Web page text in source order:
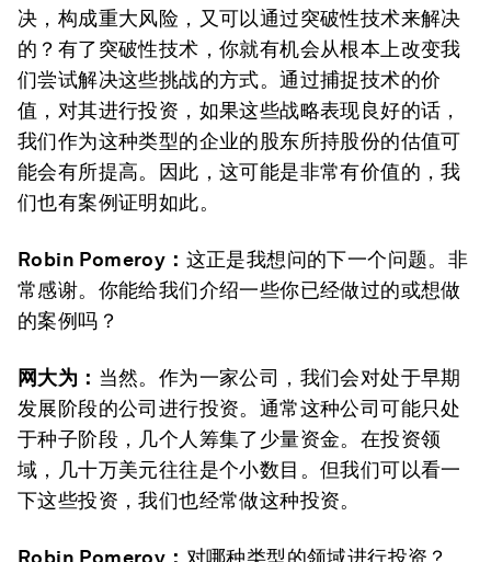
决，构成重大风险，又可以通过突破性技术来解决
的？有了突破性技术，你就有机会从根本上改变我
们尝试解决这些挑战的方式。通过捕捉技术的价
值，对其进行投资，如果这些战略表现良好的话，
我们作为这种类型的企业的股东所持股份的估值可
能会有所提高。因此，这可能是非常有价值的，我
们也有案例证明如此。
Robin Pomeroy ： 这正是我想问的下一个问题。非
常感谢。你能给我们介绍一些你已经做过的或想做
的案例吗？
网大为： 当然。作为一家公司，我们会对处于早期
发展阶段的公司进行投资。通常这种公司可能只处
于种子阶段，几个人筹集了少量资金。在投资领
域，几十万美元往往是个小数目。但我们可以看一
下这些投资，我们也经常做这种投资。
Robin Pomeroy ： 对哪种类型的领域进行投资？